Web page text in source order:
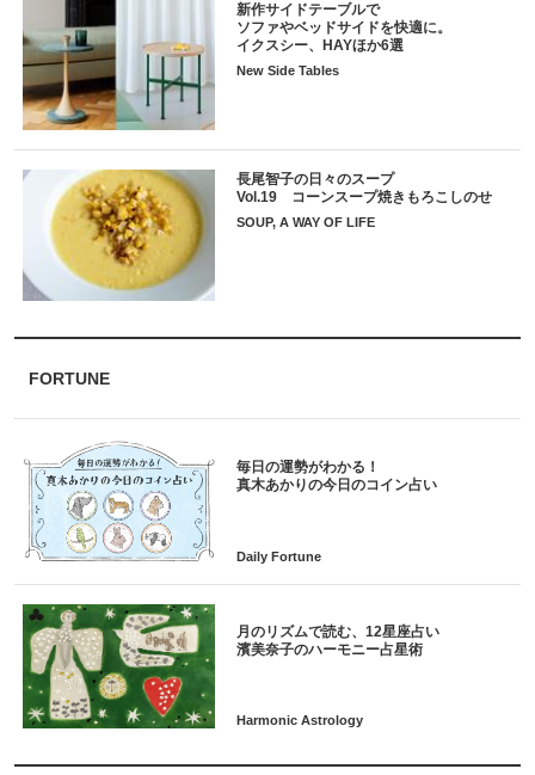
新作サイドテーブルで
ソファやベッドサイドを快適に。
イクスシー、HAYほか6選
New Side Tables
長尾智子の日々のスープ
Vol.19 コーンスープ焼きもろこしのせ
SOUP, A WAY OF LIFE
FORTUNE
毎日の運勢がわかる！
月のリズムで読む、12星座占い